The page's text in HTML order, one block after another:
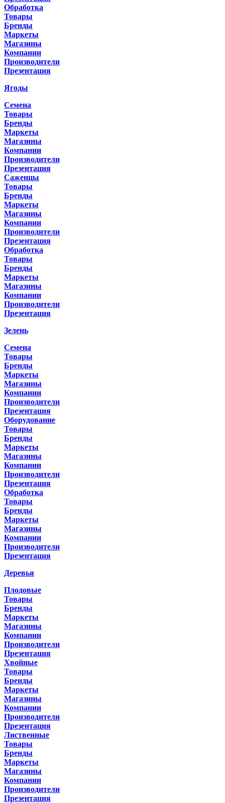
Обработка
Товары
Бренды
Маркеты
Магазины
Компании
Производители
Презентация
Ягоды
Семена
Товары
Бренды
Маркеты
Магазины
Компании
Производители
Презентация
Саженцы
Товары
Бренды
Маркеты
Магазины
Компании
Производители
Презентация
Обработка
Товары
Бренды
Маркеты
Магазины
Компании
Производители
Презентация
Зелень
Семена
Товары
Бренды
Маркеты
Магазины
Компании
Производители
Презентация
Оборудование
Товары
Бренды
Маркеты
Магазины
Компании
Производители
Презентация
Обработка
Товары
Бренды
Маркеты
Магазины
Компании
Производители
Презентация
Деревья
Плодовые
Товары
Бренды
Маркеты
Магазины
Компании
Производители
Презентация
Хвойные
Товары
Бренды
Маркеты
Магазины
Компании
Производители
Презентация
Лиственные
Товары
Бренды
Маркеты
Магазины
Компании
Производители
Презентация